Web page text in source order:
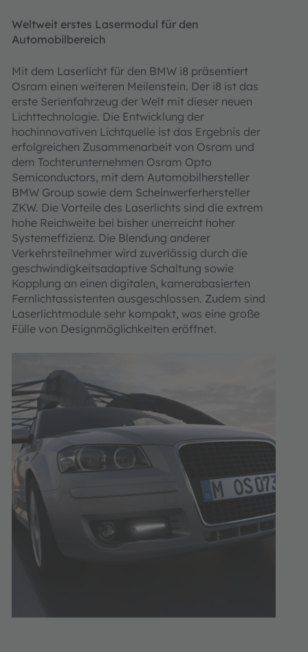
Weltweit erstes Lasermodul für den
Automobilbereich
Mit dem Laserlicht für den BMW i8 präsentiert
Osram einen weiteren Meilenstein. Der i8 ist das
erste Serienfahrzeug der Welt mit dieser neuen
Lichttechnologie. Die Entwicklung der
hochinnovativen Lichtquelle ist das Ergebnis der
erfolgreichen Zusammenarbeit von Osram und
dem Tochterunternehmen Osram Opto
Semiconductors, mit dem Automobilhersteller
BMW Group sowie dem Scheinwerferhersteller
ZKW. Die Vorteile des Laserlichts sind die extrem
hohe Reichweite bei bisher unerreicht hoher
Systemeffizienz. Die Blendung anderer
Verkehrsteilnehmer wird zuverlässig durch die
geschwindigkeitsadaptive Schaltung sowie
Kopplung an einen digitalen, kamerabasierten
Fernlichtassistenten ausgeschlossen. Zudem sind
Laserlichtmodule sehr kompakt, was eine große
Fülle von Designmöglichkeiten eröffnet.